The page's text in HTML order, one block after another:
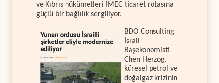
ve Kıbrıs hükümetleri IMEC ticaret rotasına
güçlü bir bağlılık sergiliyor.
BDO Consulting
İsrail
Başekonomisti
Chen Herzog,
küresel petrol ve
doğalgaz krizinin